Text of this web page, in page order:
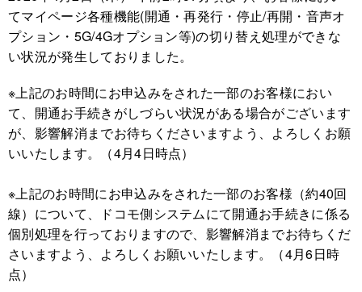
てマイページ各種機能(開通・再発行・停止/再開・音声オ
プション・5G/4Gオプション等)の切り替え処理ができな
い状況が発生しておりました。
※上記のお時間にお申込みをされた一部のお客様におい
て、開通お手続きがしづらい状況がある場合がございます
が、影響解消までお待ちくださいますよう、よろしくお願
いいたします。（4月4日時点）
※上記のお時間にお申込みをされた一部のお客様（約40回
線）について、ドコモ側システムにて開通お手続きに係る
個別処理を行っておりますので、影響解消までお待ちくだ
さいますよう、よろしくお願いいたします。（4月6日時
点）